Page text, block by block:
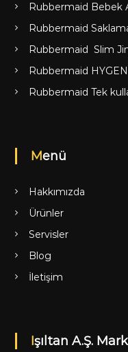
Rubbermaid Bebek
Rubbermaid
Rubbermaid Slim
Rubbermaid
Rubbermaid Tek
Menü
Hakkımızda
Ürünler
Servisler
Blog
İletişim
Işıltan A.Ş.